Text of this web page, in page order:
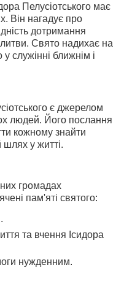
Пелусіотського має
Він нагадує про
дотримання
Свято надихає на
служінні ближнім і
є джерелом
людей. Його послання
кожному знайти
у житті.
громадах
пам'яті святого:
та вчення Ісидора
нужденним.